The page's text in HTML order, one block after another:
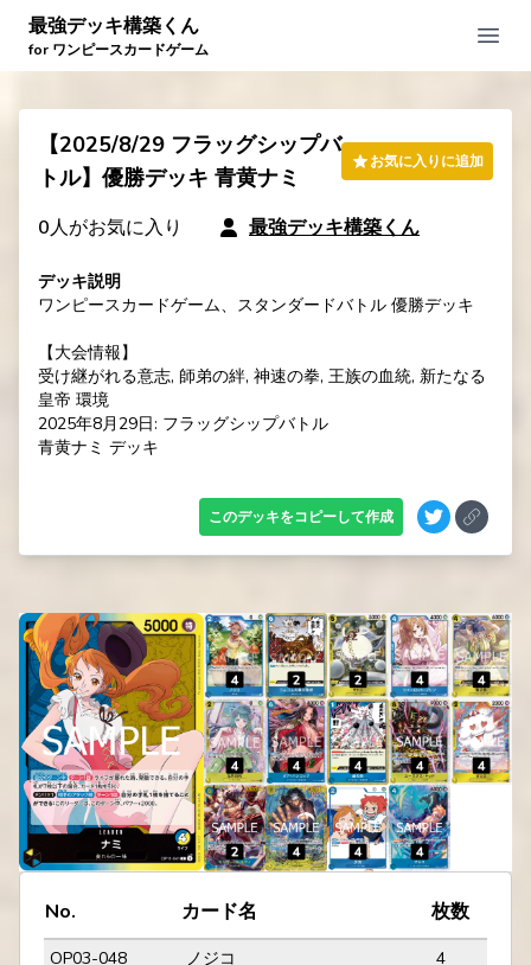
最強デッキ構築くん
for ワンピースカードゲーム
【2025/8/29 フラッグシップバ
トル】優勝デッキ 青黄ナミ
お気に入りに追加
0人がお気に入り 最強デッキ構築くん
デッキ説明
ワンピースカードゲーム、スタンダードバトル 優勝デッキ
【大会情報】
受け継がれる意志, 師弟の絆, 神速の拳, 王族の血統, 新たなる
皇帝 環境
2025年8月29日: フラッグシップバトル
青黄ナミ デッキ
このデッキをコピーして作成
No. カード名 枚数
OP03-048 ノジコ
4